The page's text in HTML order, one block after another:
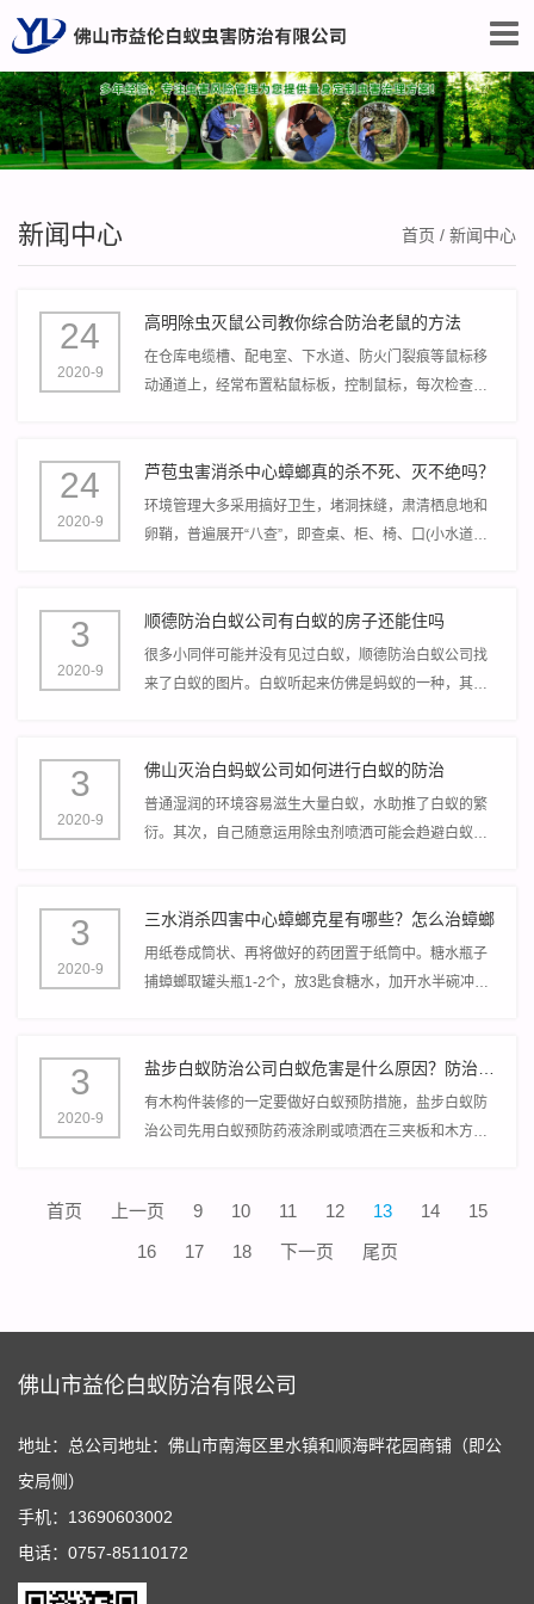
新闻中心 首页 / 新闻中心
24
2020-9
高明除虫灭鼠公司教你综合防治老鼠的方法
在仓库电缆槽、配电室、下水道、防火门裂痕等鼠标移
动通道上，经常布置粘鼠标板，控制鼠标，每次检查，
24
2020-9
芦苞虫害消杀中心蟑螂真的杀不死、灭不绝吗？
环境管理大多采用搞好卫生，堵洞抹缝，肃清栖息地和
卵鞘，普遍展开“八查”，即查桌、柜、椅、口(小水道
3
2020-9
顺德防治白蚁公司有白蚁的房子还能住吗
很多小同伴可能并没有见过白蚁，顺德防治白蚁公司找
来了白蚁的图片。白蚁听起来仿佛是蚂蚁的一种，其实
蛾。
3
2020-9
佛山灭治白蚂蚁公司如何进行白蚁的防治
普通湿润的环境容易滋生大量白蚁，水助推了白蚁的繁
衍。其次，自己随意运用除虫剂喷洒可能会趋避白蚁，
3
2020-9
三水消杀四害中心蟑螂克星有哪些？怎么治蟑螂
用纸卷成筒状、再将做好的药团置于纸筒中。糖水瓶子
捕蟑螂取罐头瓶1-2个，放3匙食糖水，加开水半碗冲化
3
2020-9
有木构件装修的一定要做好白蚁预防措施，盐步白蚁防
治公司先用白蚁预防药液涂刷或喷洒在三夹板和木方上
首页 上一页 9 10 11 12 13 14
15
16
17 18 下一页 尾页
佛山市益伦白蚁防治有限公司
地址：总公司地址：佛山市南海区里水镇和顺海畔花园商铺（即公
安局侧）
手机：13690603002
电话：0757-85110172